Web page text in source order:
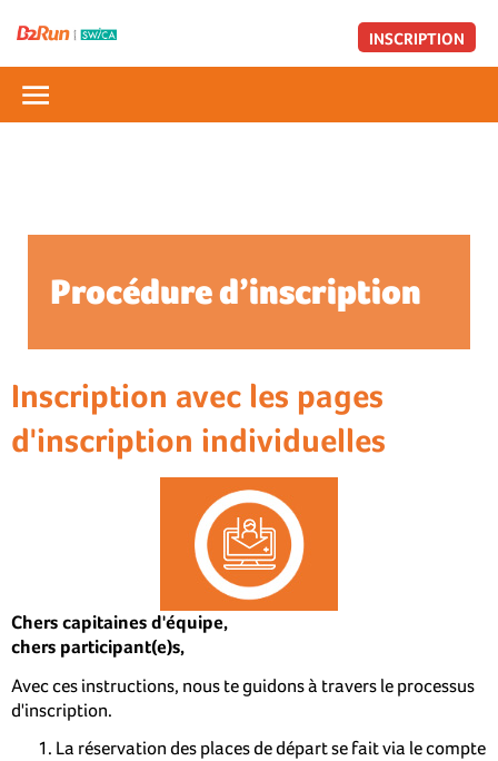
INSCRIPTION
Procédure d’inscription
Inscription avec les pages
d'inscription individuelles
Chers capitaines d'équipe,
chers participant(e)s,
Avec ces instructions, nous te guidons à travers le processus
d'inscription.
La réservation des places de départ se fait via le compte